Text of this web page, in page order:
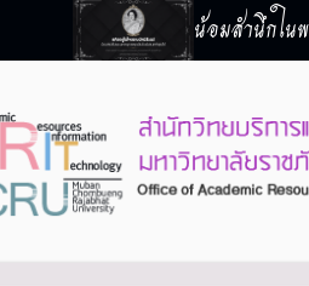
น้อมสำนึกใน